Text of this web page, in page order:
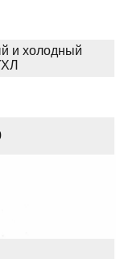
и холодный